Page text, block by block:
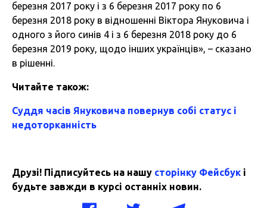
березня 2017 року і з 6 березня 2017 року по 6
березня 2018 року в відношенні Віктора Януковича і
одного з його синів 4 і з 6 березня 2018 року до 6
березня 2019 року, щодо інших українців», – сказано
в рішенні.
Читайте також:
Суддя часів Януковича повернув собі статус і
недоторканність
Друзі! Підписуйтесь на нашу сторінку Фейсбук і
будьте завжди в курсі останніх новин.